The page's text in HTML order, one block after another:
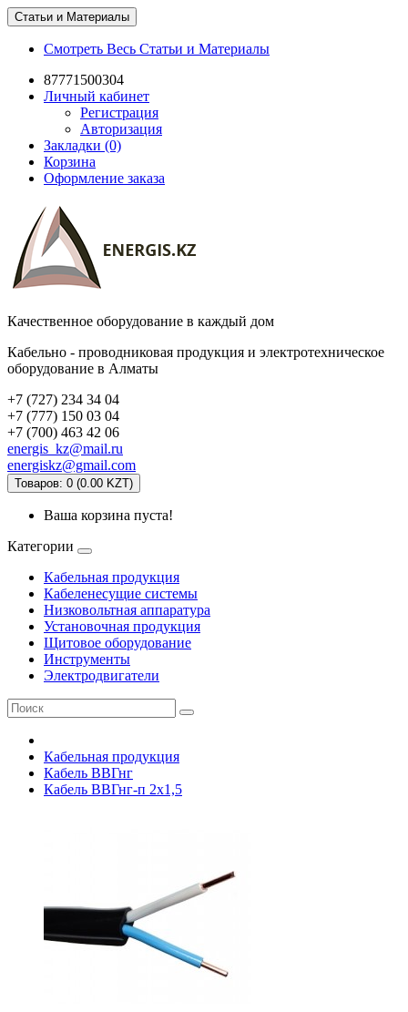
Статьи и Материалы
Смотреть Весь Статьи и Материалы
87771500304
Личный кабинет
Регистрация
Авторизация
Закладки (0)
Корзина
Оформление заказа
Качественное оборудование в каждый дом
Кабельно - проводниковая продукция и электротехническое
оборудование в Алматы
+7 (727) 234 34 04
+7 (777) 150 03 04
+7 (700) 463 42 06
energis_kz@mail.ru
energiskz@gmail.com
Товаров: 0 (0.00 KZT)
Ваша корзина пуста!
Категории
Кабельная продукция
Кабеленесущие системы
Низковольтная аппаратура
Установочная продукция
Щитовое оборудование
Инструменты
Электродвигатели
Кабельная продукция
Кабель ВВГнг
Кабель ВВГнг-п 2х1,5